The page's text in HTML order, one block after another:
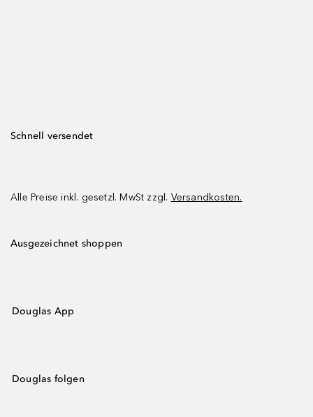
Schnell versendet
Alle Preise inkl. gesetzl. MwSt zzgl. Versandkosten.
Ausgezeichnet shoppen
Douglas App
Douglas folgen